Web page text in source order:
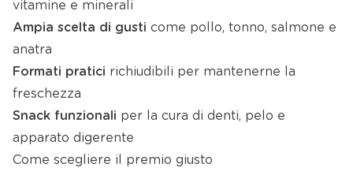
vitamine e minerali
Ampia scelta di gusti come pollo, tonno, salmone e
anatra
Formati pratici richiudibili per mantenerne la
freschezza
Snack funzionali per la cura di denti, pelo e
apparato digerente
Come scegliere il premio giusto